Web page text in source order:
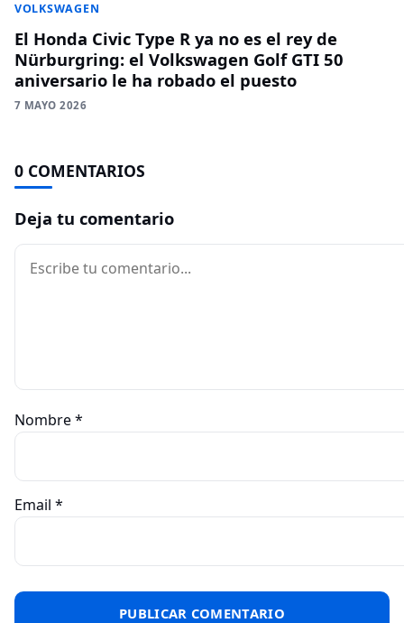
VOLKSWAGEN
El Honda Civic Type R ya no es el rey de
Nürburgring: el Volkswagen Golf GTI 50
aniversario le ha robado el puesto
7 MAYO 2026
0 COMENTARIOS
Deja tu comentario
Comentario
Nombre*
Email *